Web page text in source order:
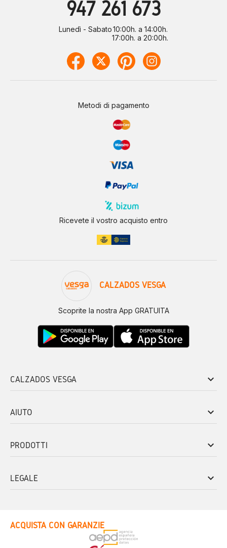
947 261 673
Lunedì - Sabato10:00h. a 14:00h.
17:00h. a 20:00h.
Metodi di pagamento
Ricevete il vostro acquisto entro
CALZADOS VESGA
Scoprite la nostra App GRATUITA
CALZADOS VESGA keyboard_arrow_down
AIUTO keyboard_arrow_down
PRODOTTI keyboard_arrow_down
LEGALE keyboard_arrow_down
ACQUISTA CON GARANZIE